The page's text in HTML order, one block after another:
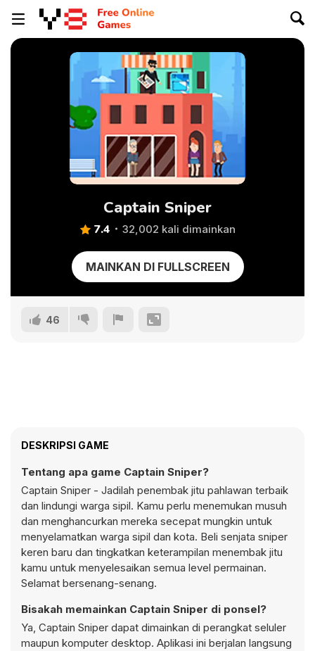
Captain Sniper
7.4 32,002 kali dimainkan
MAINKAN DI FULLSCREEN
46
DESKRIPSI GAME
Tentang apa game Captain Sniper?
Captain Sniper - Jadilah penembak jitu pahlawan terbaik
dan lindungi warga sipil. Kamu perlu menemukan musuh
dan menghancurkan mereka secepat mungkin untuk
menyelamatkan warga sipil dan kota. Beli senjata sniper
keren baru dan tingkatkan keterampilan menembak jitu
kamu untuk menyelesaikan semua level permainan.
Selamat bersenang-senang.
Bisakah memainkan Captain Sniper di ponsel?
Ya, Captain Sniper dapat dimainkan di perangkat seluler
maupun komputer desktop. Aplikasi ini berjalan langsung